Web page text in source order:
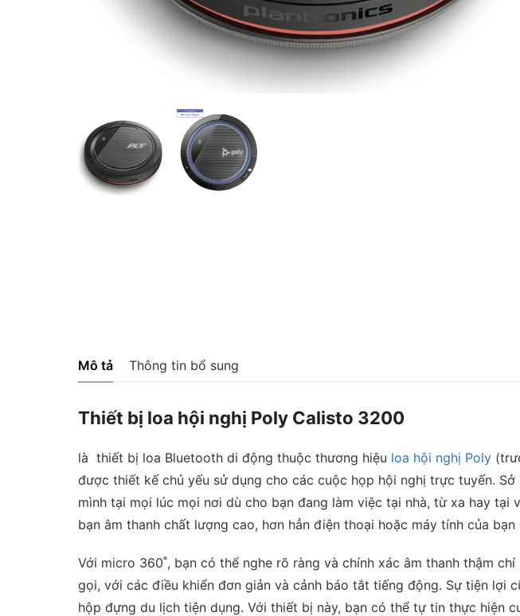
Mô tả Thông tin bổ sung
Thiết bị loa hội nghị Poly Calisto 3200
là thiết bị loa Bluetooth di động thuộc thương hiệu loa hội nghị Poly
được thiết kế chủ yếu sử dụng cho các cuộc họp hội nghị trực tuyến.
mình tại mọi lúc mọi nơi dù cho bạn đang làm việc tại nhà, từ xa hay tại
bạn âm thanh chất lượng cao, hơn hẳn điện thoại hoặc máy tính của
Với micro 360˚, bạn có thể nghe rõ ràng và chính xác âm thanh thậm
gọi, với các điều khiển đơn giản và cảnh báo tắt tiếng động. Sự tiện
hộp đựng du lịch tiện dụng. Với thiết bị này, bạn có thể tự tin thực hiện